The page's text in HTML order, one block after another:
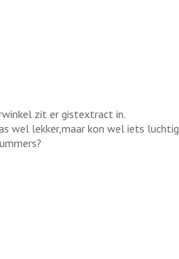
zit er gistextract in.
wel lekker,maar kon wel iets